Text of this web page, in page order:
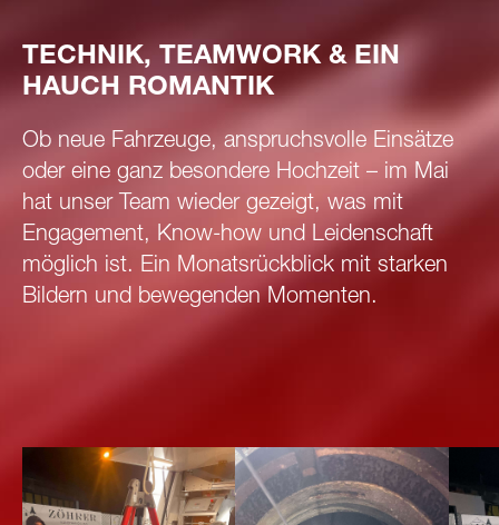
TECHNIK, TEAMWORK & EIN
HAUCH ROMANTIK
Ob neue Fahrzeuge, anspruchsvolle Einsätze
oder eine ganz besondere Hochzeit – im Mai
hat unser Team wieder gezeigt, was mit
Engagement, Know-how und Leidenschaft
möglich ist. Ein Monatsrückblick mit starken
Bildern und bewegenden Momenten.